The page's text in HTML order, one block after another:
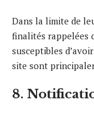
Dans la limite de
finalités rappelées
susceptibles
site sont
8.